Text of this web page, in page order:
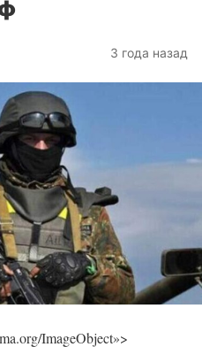
3 года назад
ImageObject»>